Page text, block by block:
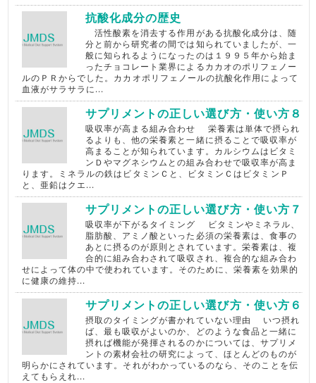
抗酸化成分の歴史
活性酸素を消去する作用がある抗酸化成分は、随
分と前から研究者の間では知られていましたが、一
般に知られるようになったのは１９９５年から始ま
ったチョコレート業界によるカカオのポリフェノー
ルのＰＲからでした。カカオポリフェノールの抗酸化作用によって
血液がサラサラに...
サプリメントの正しい選び方・使い方８
吸収率が高まる組み合わせ 栄養素は単体で摂られ
るよりも、他の栄養素と一緒に摂ることで吸収率が
高まることが知られています。カルシウムはビタミ
ンＤやマグネシウムとの組み合わせで吸収率が高ま
ります。ミネラルの鉄はビタミンＣと、ビタミンＣはビタミンＰ
と、亜鉛はクエ...
サプリメントの正しい選び方・使い方７
吸収率が下がるタイミング ビタミンやミネラル、
脂肪酸、アミノ酸といった必須の栄養素は、食事の
あとに摂るのが原則とされています。栄養素は、複
合的に組み合わされて吸収され、複合的な組み合わ
せによって体の中で使われています。そのために、栄養素を効果的
に健康の維持...
サプリメントの正しい選び方・使い方６
摂取のタイミングが書かれていない理由 いつ摂れ
ば、最も吸収がよいのか、どのような食品と一緒に
摂れば機能が発揮されるのかについては、サプリメ
ントの素材会社の研究によって、ほとんどのものが
明らかにされています。それがわかっているのなら、そのことを伝
えてもらえれ...